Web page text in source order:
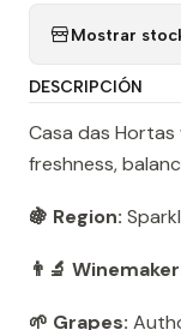
Mostrar
DESCRIPCIÓN
Casa das
freshness,
🍇 Region:
👨‍🔬
🌱 Grapes: